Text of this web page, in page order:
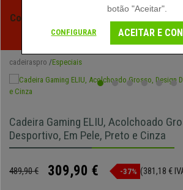
Começam os Saldos de Verão em
Exclusivos por Tempo Limitado -
cadeiraspro Especiais
Cadeira Gaming ELIU, Acolchoado
Desportivo, Em Pele, Preto e Cinza
489,90 € 309,90 € -37% (381,18 €
botão "Aceitar".
CONFIGURAR ACEITAR E